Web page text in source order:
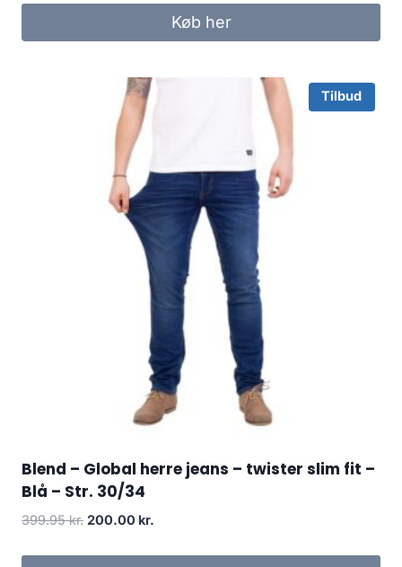
was:
is:
200.00 kr..
Køb her
Tilbud
Blend – Global herre jeans – twister slim fit –
Blå – Str. 30/34
399.95kr. Original
was:
200.00 kr.
is: